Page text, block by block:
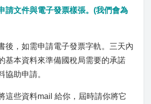
請文件與電子發票樣張。(我們會為
後，如需申請電子發票字軌。三天內
基本資料來準備國稅局需要的承諾
協助申請。
這些資料mail 給你，屆時請你將它